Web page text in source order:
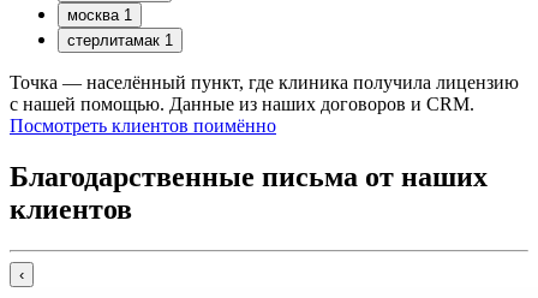
москва 1
стерлитамак 1
Точка — населённый пункт, где клиника получила лицензию
с нашей помощью. Данные из наших договоров и CRM.
Посмотреть клиентов поимённо
Благодарственные письма от наших
клиентов
‹